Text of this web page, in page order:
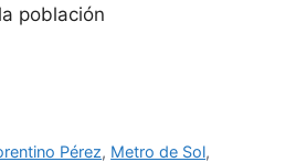
población
Pérez, Metro de Sol,